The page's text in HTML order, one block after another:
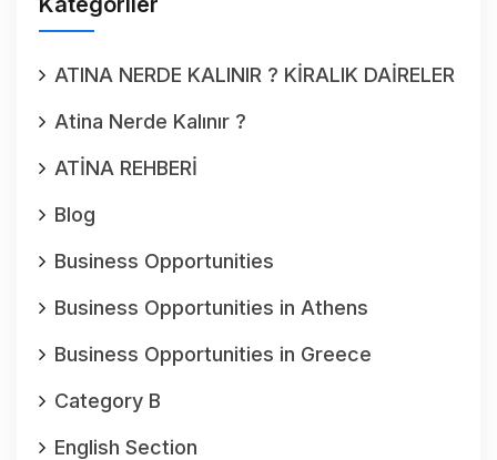
ATINA NERDE KALINIR ? KİRALIK DAİRELER
Atina Nerde Kalınır ?
ATİNA REHBERİ
Blog
Business Opportunities
Business Opportunities in Athens
Business Opportunities in Greece
Category B
English Section